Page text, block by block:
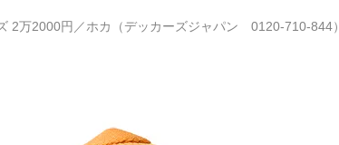
2万2000円／ホカ（デッカーズジャパン 0120-710-844）